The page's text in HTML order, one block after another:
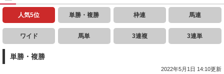
人気5位 単勝・複勝 枠連 馬連
ワイド 馬単 3連複 3連単
単勝・複勝
2022年5月1日 14:10更新